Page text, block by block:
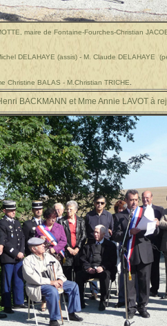
maire de Fontaine-Fourches-Christian
DELAHAYE (assis) - M. Claude DELAHAYE
Christine BALAS - M.Christian TRICHE
BACKMANN et Mme Annie LAVOT à